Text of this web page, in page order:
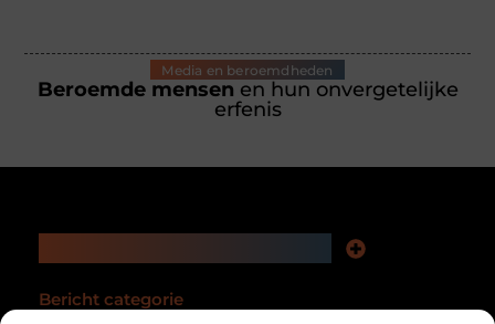
Media en beroemdheden
Beroemde mensen en hun onvergetelijke
erfenis
Bericht categorie